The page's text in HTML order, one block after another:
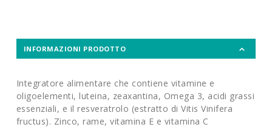
INFORMAZIONI PRODOTTO
Integratore alimentare che contiene vitamine e
oligoelementi, luteina, zeaxantina, Omega 3, acidi grassi
essenziali, e il resveratrolo (estratto di Vitis Vinifera
fructus). Zinco, rame, vitamina E e vitamina C